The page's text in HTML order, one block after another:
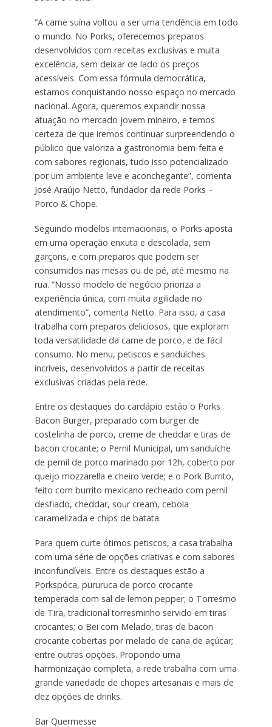
“A carne suína voltou a ser uma tendência em todo
o mundo. No Porks, oferecemos preparos
desenvolvidos com receitas exclusivas e muita
excelência, sem deixar de lado os preços
acessíveis. Com essa fórmula democrática,
estamos conquistando nosso espaço no mercado
nacional. Agora, queremos expandir nossa
atuação no mercado jovem mineiro, e temos
certeza de que iremos continuar surpreendendo o
público que valoriza a gastronomia bem-feita e
com sabores regionais, tudo isso potencializado
por um ambiente leve e aconchegante”, comenta
José Araújo Netto, fundador da rede Porks –
Porco & Chope.
Seguindo modelos internacionais, o Porks aposta
em uma operação enxuta e descolada, sem
garçons, e com preparos que podem ser
consumidos nas mesas ou de pé, até mesmo na
rua. “Nosso modelo de negócio prioriza a
experiência única, com muita agilidade no
atendimento”, comenta Netto. Para isso, a casa
trabalha com preparos deliciosos, que exploram
toda versatilidade da carne de porco, e de fácil
consumo. No menu, petiscos e sanduíches
incríveis, desenvolvidos a partir de receitas
exclusivas criadas pela rede.
Entre os destaques do cardápio estão o Porks
Bacon Burger, preparado com burger de
costelinha de porco, creme de cheddar e tiras de
bacon crocante; o Pernil Municipal, um sanduíche
de pernil de porco marinado por 12h, coberto por
queijo mozzarella e cheiro verde; e o Pork Burrito,
feito com burrito mexicano recheado com pernil
desfiado, cheddar, sour cream, cebola
caramelizada e chips de batata.
Para quem curte ótimos petiscos, a casa trabalha
com uma série de opções criativas e com sabores
inconfundíveis. Entre os destaques estão a
Porkspóca, pururuca de porco crocante
temperada com sal de lemon pepper; o Torresmo
de Tira, tradicional torresminho servido em tiras
crocantes; o Bei com Melado, tiras de bacon
crocante cobertas por melado de cana de açúcar;
entre outras opções. Propondo uma
harmonização completa, a rede trabalha com uma
grande variedade de chopes artesanais e mais de
dez opções de drinks.
Bar Quermesse